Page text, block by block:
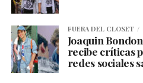
FUERA DEL CLOSET
Joaquin
recibe críticas
redes sociales